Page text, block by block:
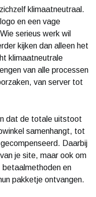
klimaatneutraal.
en een vage
serieus werk wil
kijken dan alleen het
klimaatneutrale
van alle processen
van server tot
dat de totale uitstoot
samenhangt, tot
Daarbij
je site, maar ook om
betaalmethoden en
pakketje ontvangen.